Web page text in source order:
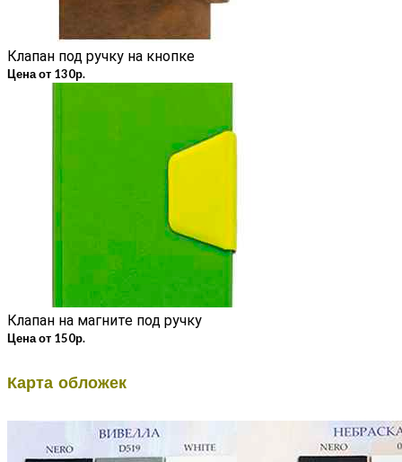
Клапан под ручку на кнопке
Цена от 130р.
Клапан на магните под ручку
Цена от 150р.
Карта обложек